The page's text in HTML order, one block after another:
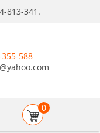
813-341.
588
0